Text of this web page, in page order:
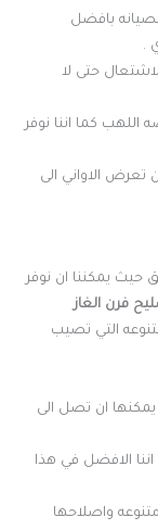
بافضل
.
حتى لا
اللهب كما اننا نوفر
الاواني الى
حيث يمكننا ان نوفر
فرن الغاز
التي تصيب
يمكنها ان تصل الى
اننا الافضل في هذا
واصلاحها